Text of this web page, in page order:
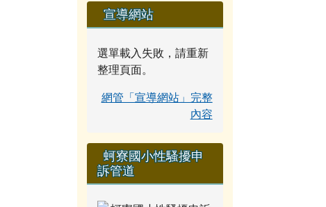
宣導網站
選單載入失敗，請重新
整理頁面。
網管「宣導網站」完整
內容
蚵寮國小性騷擾申
訴管道